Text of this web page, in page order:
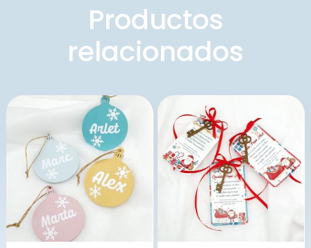
Productos
relacionados